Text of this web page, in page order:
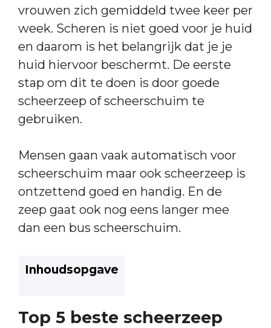
vrouwen zich gemiddeld twee keer per
week. Scheren is niet goed voor je huid
en daarom is het belangrijk dat je je
huid hiervoor beschermt. De eerste
stap om dit te doen is door goede
scheerzeep of scheerschuim te
gebruiken.
Mensen gaan vaak automatisch voor
scheerschuim maar ook scheerzeep is
ontzettend goed en handig. En de
zeep gaat ook nog eens langer mee
dan een bus scheerschuim.
Inhoudsopgave
Top 5 beste scheerzeep